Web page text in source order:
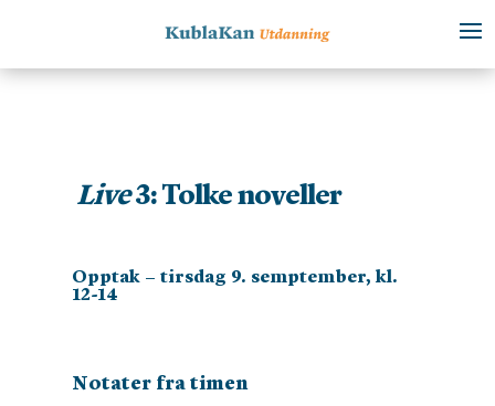
Live3: Tolke noveller
Opptak – tirsdag 9. semptember, kl.
12-14
Notater fra timen